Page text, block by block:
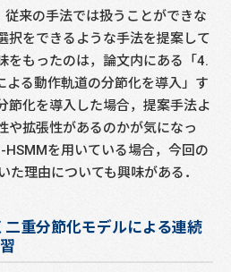
来の手法では扱うことができな
択をできるような手法を提案して
をもったのは，論文内にある「4.
よる動作軌道の分節化を導入」す
節化を導入した場合，提案手法よ
や拡張性があるのかが気になっ
HSMMを用いている場合，今回の
た理由についても興味がある．
二重分節化モデルによる連続